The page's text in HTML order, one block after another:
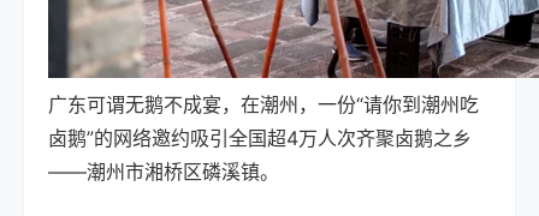
广东可谓无鹅不成宴，在潮州，一份“请你到潮州吃
卤鹅”的网络邀约吸引全国超4万人次齐聚卤鹅之乡
——潮州市湘桥区磷溪镇。